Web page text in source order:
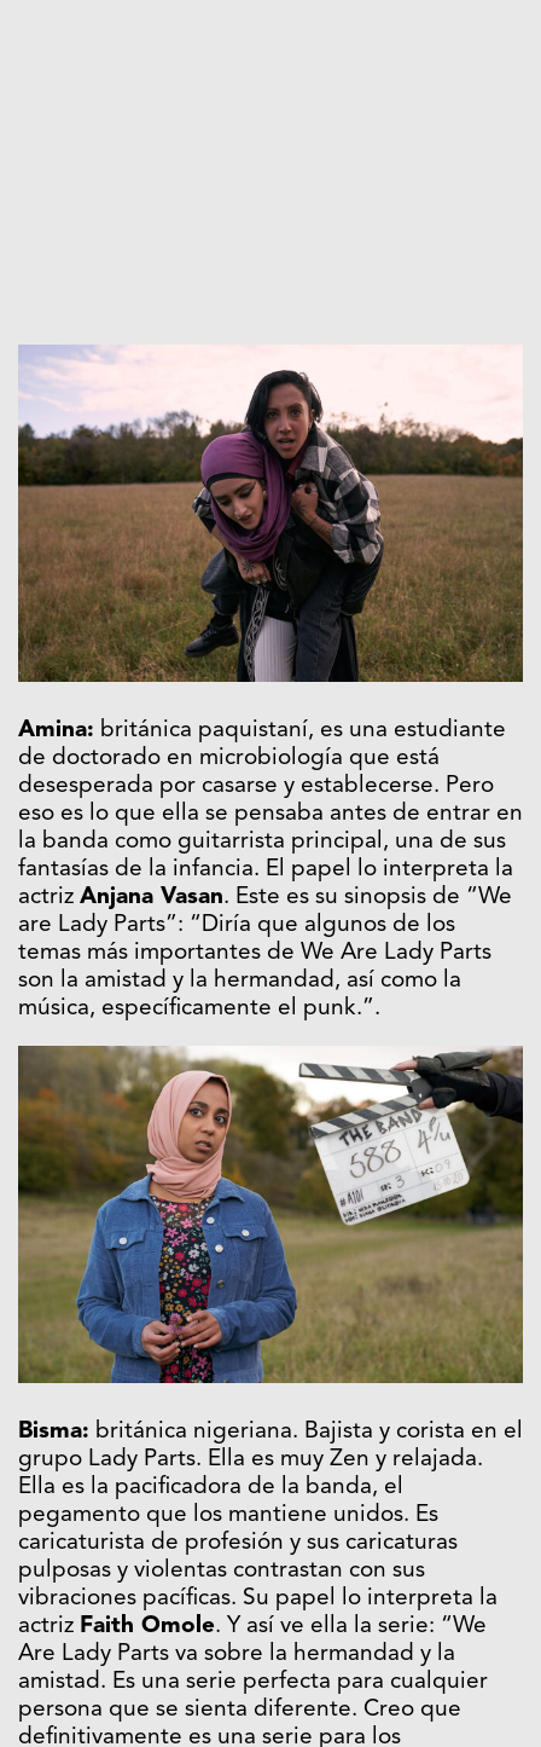
Amina: británica paquistaní, es una estudiante
de doctorado en microbiología que está
desesperada por casarse y establecerse. Pero
eso es lo que ella se pensaba antes de entrar en
la banda como guitarrista principal, una de sus
fantasías de la infancia. El papel lo interpreta la
actriz Anjana Vasan. Este es su sinopsis de “We
are Lady Parts”: “Diría que algunos de los
temas más importantes de We Are Lady Parts
son la amistad y la hermandad, así como la
música, específicamente el punk.”.
Bisma: británica nigeriana. Bajista y corista en el
grupo Lady Parts. Ella es muy Zen y relajada.
Ella es la pacificadora de la banda, el
pegamento que los mantiene unidos. Es
caricaturista de profesión y sus caricaturas
pulposas y violentas contrastan con sus
vibraciones pacíficas. Su papel lo interpreta la
actriz Faith Omole. Y así ve ella la serie: “We
Are Lady Parts va sobre la hermandad y la
amistad. Es una serie perfecta para cualquier
persona que se sienta diferente. Creo que
definitivamente es una serie para los